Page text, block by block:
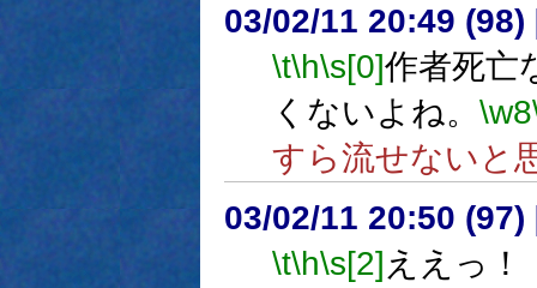
03/02/11 20:49 (98)
\t\h\s[0]作者死亡
くないよね。 \w8
すら流せないと
03/02/11 20:50 (97)
\t\h\s[2] ええっ